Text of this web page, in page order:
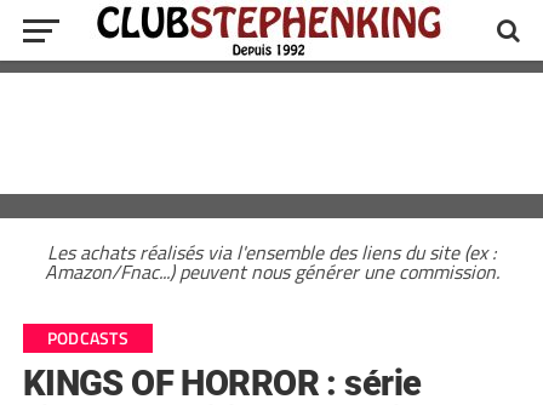
Les achats réalisés via l'ensemble des liens du site (ex :
Amazon/Fnac...) peuvent nous générer une commission.
PODCASTS
KINGS OF HORROR : série